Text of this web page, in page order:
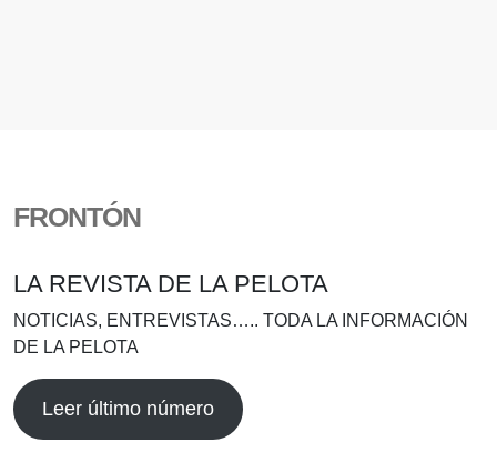
FRONTÓN
LA REVISTA DE LA PELOTA
NOTICIAS, ENTREVISTAS….. TODA LA INFORMACIÓN
DE LA PELOTA
Leer último número